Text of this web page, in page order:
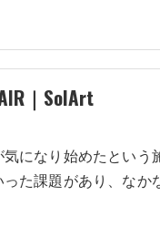
｜SolArt
になり始めたという
た課題があり、なか